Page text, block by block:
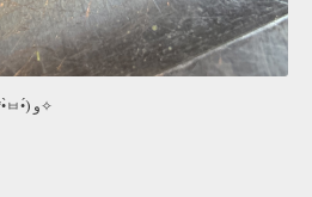
夏メニュー色々仕込んでます(*•̀ㅂ•́)و✧